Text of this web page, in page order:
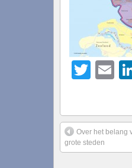
Over het belang
grote steden